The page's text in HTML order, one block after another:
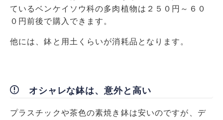
ているベンケイソウ科の多肉植物は２５０円～６０
０円前後で購入できます。
他には、鉢と用土くらいが消耗品となります。
オシャレな鉢は、意外と高い
プラスチックや茶色の素焼き鉢は安いのですが、デ